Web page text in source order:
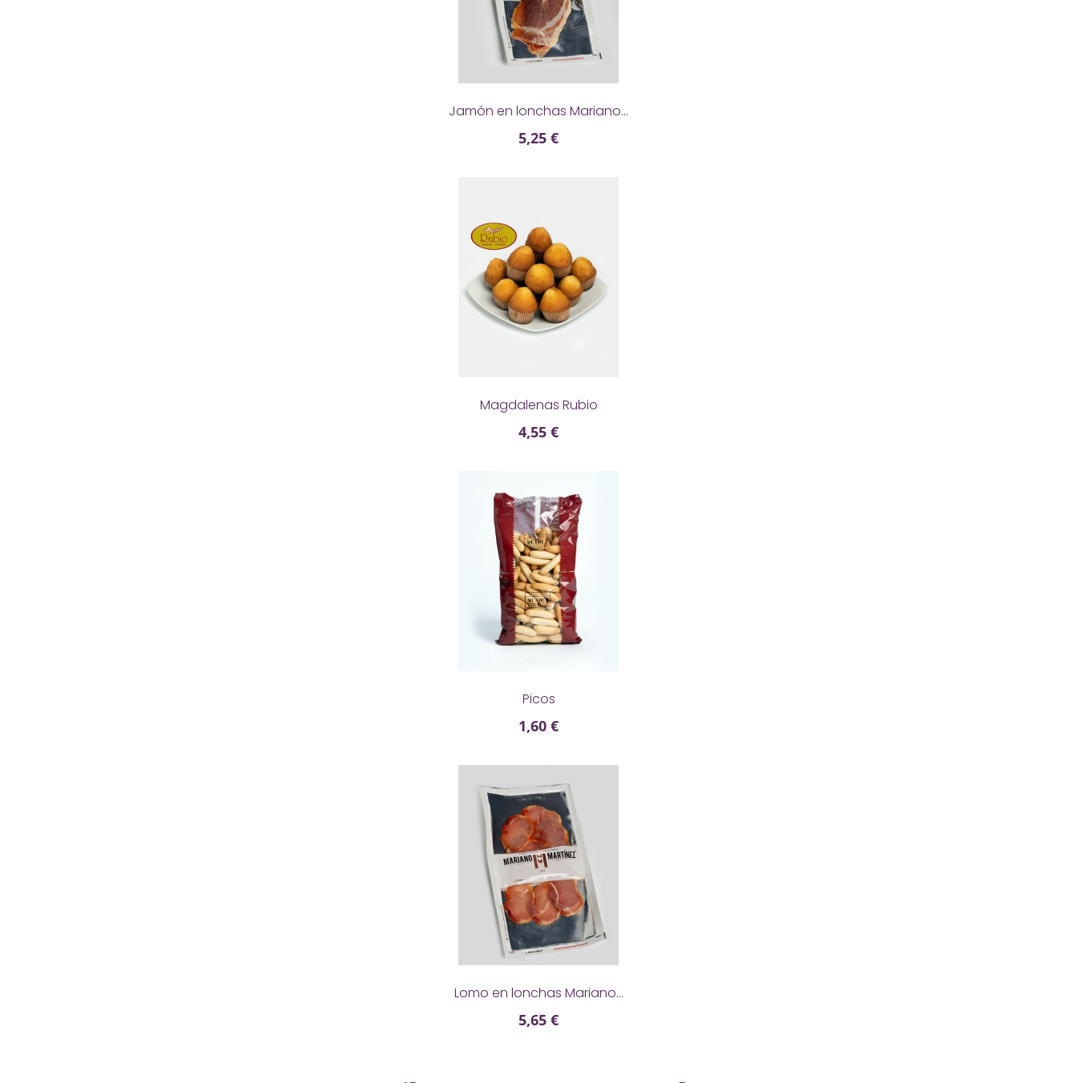
Jamón en lonchas Mariano...
5,25 €
Magdalenas Rubio
4,55 €

Picos
1,60 €
Lomo en lonchas Mariano...
5,65 €